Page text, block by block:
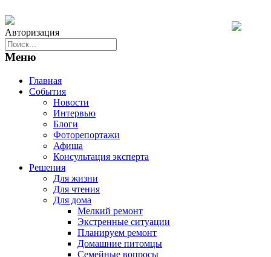
Авторизация
Меню
Главная
События
Новости
Интервью
Блоги
Фоторепортажи
Афиша
Консультация эксперта
Решения
Для жизни
Для чтения
Для дома
Мелкий ремонт
Экстренные ситуации
Планируем ремонт
Домашние питомцы
Семейные вопросы